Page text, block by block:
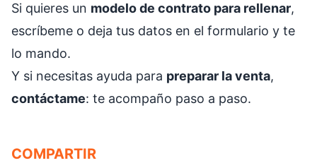
Si quieres un modelo de contrato para rellenar,
escríbeme o deja tus datos en el formulario y te
lo mando.
Y si necesitas ayuda para preparar la venta,
contáctame: te acompaño paso a paso.
COMPARTIR